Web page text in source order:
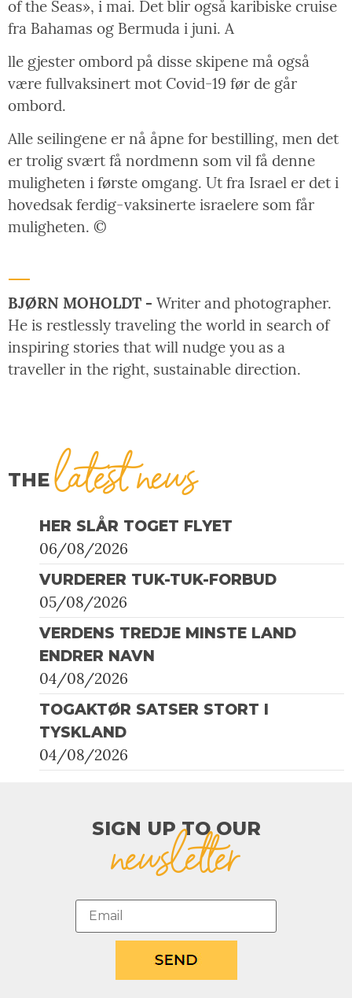
of the Seas», i mai. Det blir også karibiske cruise
fra Bahamas og Bermuda i juni. A
lle gjester ombord på disse skipene må også
være fullvaksinert mot Covid-19 før de går
ombord.
Alle seilingene er nå åpne for bestilling, men det
er trolig svært få nordmenn som vil få denne
muligheten i første omgang. Ut fra Israel er det i
hovedsak ferdig-vaksinerte israelere som får
muligheten. ©
BJØRN MOHOLDT - Writer and photographer.
He is restlessly traveling the world in search of
inspiring stories that will nudge you as a
traveller in the right, sustainable direction.
THElatest news
HER SLÅR TOGET FLYET
06/08/2026
VURDERER TUK-TUK-FORBUD
05/08/2026
VERDENS TREDJE MINSTE LAND
ENDRER NAVN
04/08/2026
TOGAKTØR SATSER STORT I
TYSKLAND
04/08/2026
SIGN UP TO OUR​
newsletter